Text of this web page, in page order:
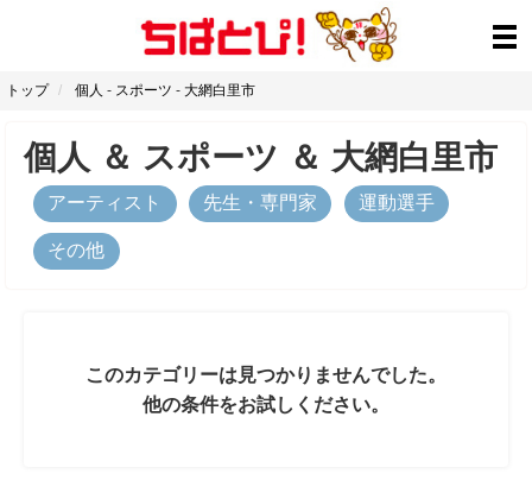
トップ 個人 - スポーツ - 大網白里市
個人 ＆ スポーツ ＆ 大網白里市
アーティスト 先生・専門家 運動選手
その他
このカテゴリーは見つかりませんでした。
他の条件をお試しください。